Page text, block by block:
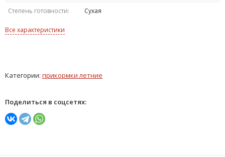
Степень готовности:
Сухая
Все характеристики
Категории: прикормки летние
Поделиться в соцсетях: